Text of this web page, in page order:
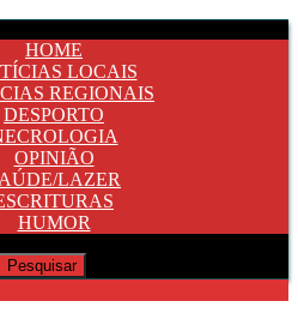
HOME
LOCAIS
REGIONAIS
DESPORTO
OPINIÃO
LAZER
HUMOR